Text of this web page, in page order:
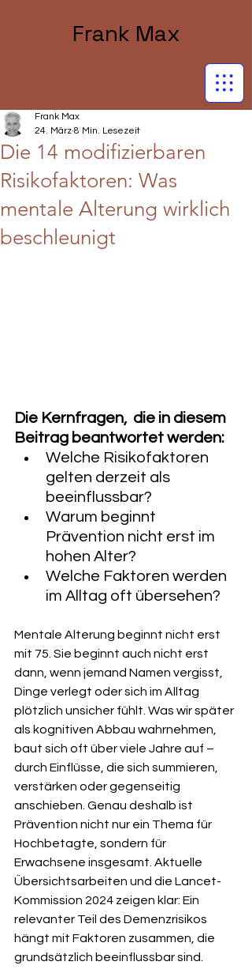
Frank Max
Die 14 modifizierbaren
Risikofaktoren: Was
mentale Alterung wirklich
beschleunigt
Frank Max
24. März 8 Min. Lesezeit
Die Kernfragen,  die in diesem
Beitrag beantwortet werden:
Welche Risikofaktoren
gelten derzeit als
beeinflussbar?
Warum beginnt
Prävention nicht erst im
hohen Alter?
Welche Faktoren werden
im Alltag oft übersehen?
Mentale Alterung beginnt nicht erst
mit 75. Sie beginnt auch nicht erst
dann, wenn jemand Namen vergisst,
Dinge verlegt oder sich im Alltag
plötzlich unsicher fühlt. Was wir später
als kognitiven Abbau wahrnehmen,
baut sich oft über viele Jahre auf –
durch Einflüsse, die sich summieren,
verstärken oder gegenseitig
anschieben. Genau deshalb ist
Prävention nicht nur ein Thema für
Hochbetagte, sondern für
Erwachsene insgesamt. Aktuelle
Übersichtsarbeiten und die Lancet-
Kommission 2024 zeigen klar: Ein
relevanter Teil des Demenzrisikos
hängt mit Faktoren zusammen, die
grundsätzlich beeinflussbar sind.